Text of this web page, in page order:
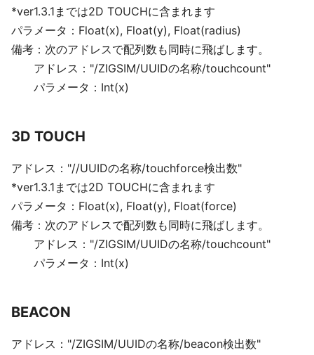
*ver1.3.1までは2D TOUCHに含まれます
パラメータ：Float(x), Float(y), Float(radius)
備考：次のアドレスで配列数も同時に飛ばします。
アドレス："/ZIGSIM/UUIDの名称/touchcount"
パラメータ：Int(x)
3D TOUCH
アドレス："//UUIDの名称/touchforce検出数"
*ver1.3.1までは2D TOUCHに含まれます
パラメータ：Float(x), Float(y), Float(force)
備考：次のアドレスで配列数も同時に飛ばします。
アドレス："/ZIGSIM/UUIDの名称/touchcount"
パラメータ：Int(x)
BEACON
アドレス："/ZIGSIM/UUIDの名称/beacon検出数"